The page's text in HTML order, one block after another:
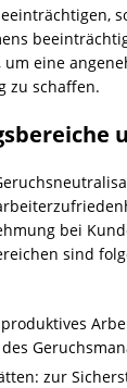
eine
zu schaffen.
bei
sind
zur